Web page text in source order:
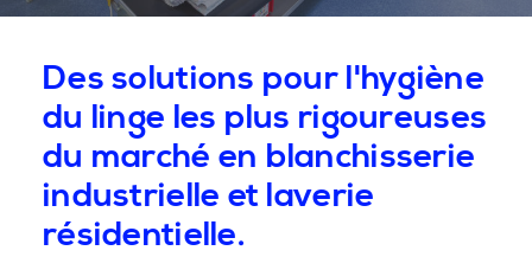
Des solutions pour l'hygiène
du linge les plus rigoureuses
du marché en blanchisserie
industrielle et laverie
résidentielle.